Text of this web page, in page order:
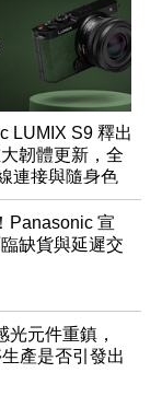
LUMIX S9 釋出
韌體更新，全
連接與隨身色
Panasonic 宣
缺貨與延遲交
光元件重鎮，
產是否引發出